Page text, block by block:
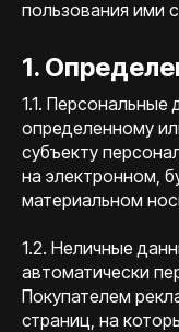
пользования ими
1.
1.1.
определенному
субъекту
на электронном,
материальном
1.2. Неличные
автоматически
Покупателем
страниц, на